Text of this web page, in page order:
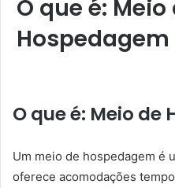
O que é: Meio
Hospedagem
O que é: Meio de
Um meio de hospedagem é
oferece acomodações